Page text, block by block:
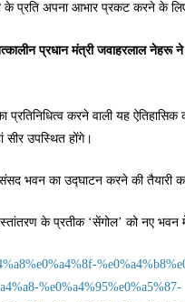
के प्रति अपना आभार प्रकट करने के
प्रधान मंत्री जवाहरलाल नेहरू
प्रतिनिधित्व करने वाली यह
सीर उपस्थित होंगे।
भवन का उद्घाटन करने की तैयारी
के प्रतीक ‘सेंगोल’ को नए
%e0%a4%95%e0%a5%87-